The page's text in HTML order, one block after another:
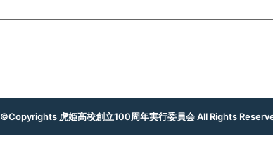
©Copyrights 虎姫高校創立100周年実行委員会 All Rights